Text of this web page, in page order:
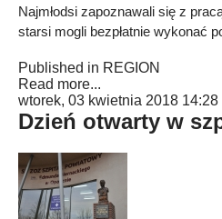
Najmłodsi zapoznawali się z
starsi mogli bezpłatnie wykonać
Published in REGION
Read more...
wtorek, 03 kwietnia 2018 14:28
Dzień otwarty w